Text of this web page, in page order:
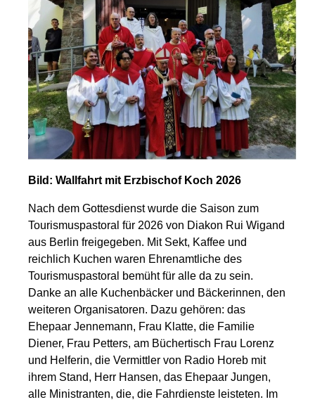
Bild: Wallfahrt mit Erzbischof Koch 2026
Nach dem Gottesdienst wurde die Saison zum
Tourismuspastoral für 2026 von Diakon Rui Wigand
aus Berlin freigegeben. Mit Sekt, Kaffee und
reichlich Kuchen waren Ehrenamtliche des
Tourismuspastoral bemüht für alle da zu sein.
Danke an alle Kuchenbäcker und Bäckerinnen, den
weiteren Organisatoren. Dazu gehören: das
Ehepaar Jennemann, Frau Klatte, die Familie
Diener, Frau Petters, am Büchertisch Frau Lorenz
und Helferin, die Vermittler von Radio Horeb mit
ihrem Stand, Herr Hansen, das Ehepaar Jungen,
alle Ministranten, die, die Fahrdienste leisteten. Im